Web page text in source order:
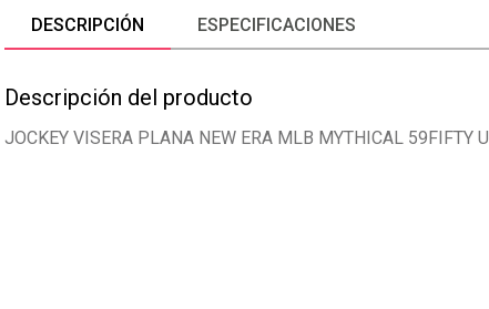
DESCRIPCIÓN ESPECIFICACIONES
Descripción del producto
JOCKEY VISERA PLANA NEW ERA MLB MYTHICAL 59FIFTY U